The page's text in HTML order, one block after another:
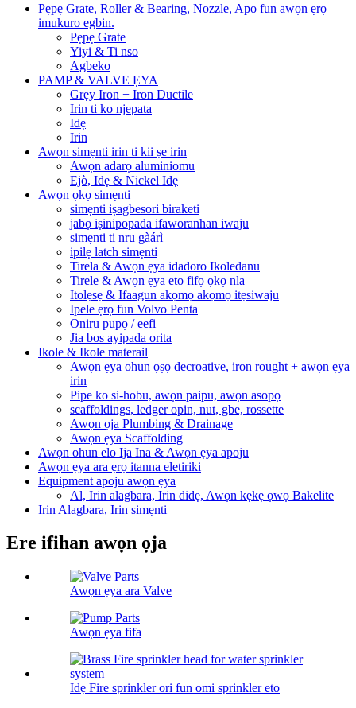
Pẹpẹ Grate, Roller & Bearing, Nozzle, Apo fun awọn ẹrọ
imukuro egbin.
Pẹpẹ Grate
Yiyi & Ti nso
Agbeko
PAMP & VALVE ẸYA
Grẹy Iron + Iron Ductile
Irin ti ko njepata
Idẹ
Irin
Awọn simẹnti irin ti kii ṣe irin
Awọn adarọ aluminiomu
Ejò, Idẹ & Nickel Idẹ
Awọn ọkọ simẹnti
simẹnti iṣagbesori biraketi
jabọ iṣinipopada ifaworanhan iwaju
simẹnti ti nru gàárì
ipilẹ latch simẹnti
Tirela & Awọn ẹya idadoro Ikoledanu
Tirele & Awọn ẹya eto fifọ ọkọ nla
Itolẹsẹ & Ifaagun akọmọ akọmọ itẹsiwaju
Ipele ẹrọ fun Volvo Penta
Oniru pupọ / eefi
Jia bos ayipada orita
Ikole & Ikole materail
Awọn ẹya ohun ọṣọ decroative, iron rought + awọn ẹya
irin
Pipe ko si-hobu, awọn paipu, awọn asopọ
scaffoldings, ledger opin, nut, gbe, rossette
Awọn ọja Plumbing & Drainage
Awọn ẹya Scaffolding
Awọn ohun elo Ija Ina & Awọn ẹya apoju
Awọn ẹya ara ẹrọ itanna eletiriki
Equipment apoju awọn ẹya
Al, Irin alagbara, Irin didẹ, Awọn kẹkẹ ọwọ Bakelite
Irin Alagbara, Irin simẹnti
Ere ifihan awọn ọja
Awọn ẹya ara Valve
Awọn ẹya fifa
Idẹ Fire sprinkler ori fun omi sprinkler eto